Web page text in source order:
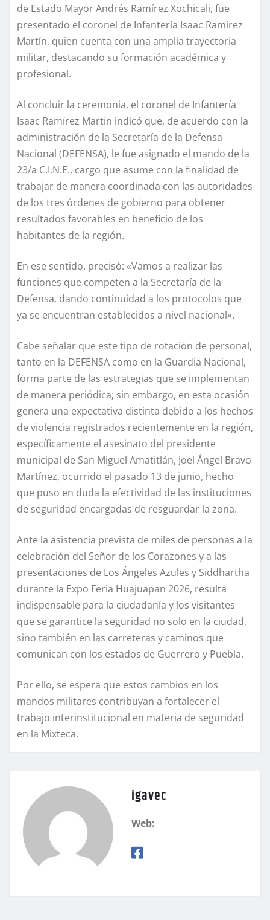
de Estado Mayor Andrés Ramírez Xochicali, fue
presentado el coronel de Infantería Isaac Ramírez
Martín, quien cuenta con una amplia trayectoria
militar, destacando su formación académica y
profesional.
Al concluir la ceremonia, el coronel de Infantería
Isaac Ramírez Martín indicó que, de acuerdo con la
administración de la Secretaría de la Defensa
Nacional (DEFENSA), le fue asignado el mando de la
23/a C.I.N.E., cargo que asume con la finalidad de
trabajar de manera coordinada con las autoridades
de los tres órdenes de gobierno para obtener
resultados favorables en beneficio de los
habitantes de la región.
En ese sentido, precisó: «Vamos a realizar las
funciones que competen a la Secretaría de la
Defensa, dando continuidad a los protocolos que
ya se encuentran establecidos a nivel nacional».
Cabe señalar que este tipo de rotación de personal,
tanto en la DEFENSA como en la Guardia Nacional,
forma parte de las estrategias que se implementan
de manera periódica; sin embargo, en esta ocasión
genera una expectativa distinta debido a los hechos
de violencia registrados recientemente en la región,
específicamente el asesinato del presidente
municipal de San Miguel Amatitlán, Joel Ángel Bravo
Martínez, ocurrido el pasado 13 de junio, hecho
que puso en duda la efectividad de las instituciones
de seguridad encargadas de resguardar la zona.
Ante la asistencia prevista de miles de personas a la
celebración del Señor de los Corazones y a las
presentaciones de Los Ángeles Azules y Siddhartha
durante la Expo Feria Huajuapan 2026, resulta
indispensable para la ciudadanía y los visitantes
que se garantice la seguridad no solo en la ciudad,
sino también en las carreteras y caminos que
comunican con los estados de Guerrero y Puebla.
Por ello, se espera que estos cambios en los
mandos militares contribuyan a fortalecer el
trabajo interinstitucional en materia de seguridad
en la Mixteca.
igavec
Web: